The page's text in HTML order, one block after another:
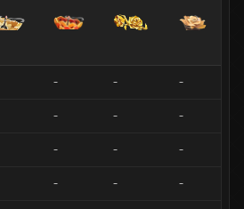
- - -
- - -
- - -
- - -